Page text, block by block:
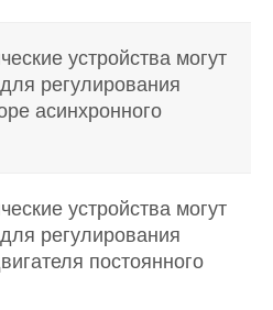
устройства могут
регулирования
асинхронного
устройства могут
регулирования
постоянного